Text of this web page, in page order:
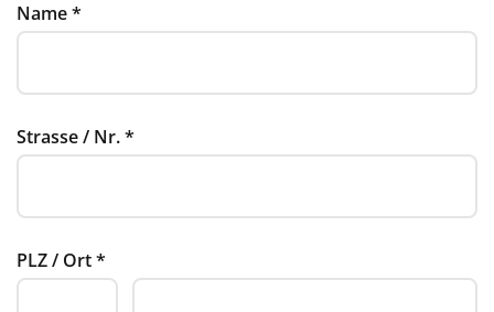
Name*
Strasse / Nr.*
PLZ / Ort*